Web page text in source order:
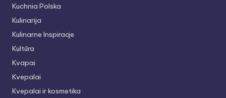
Kuchnia Polska
Kulinarija
Kulinarne Inspiracje
Kultūra
Kvapai
Kvepalai
Kvepalai ir kosmetika